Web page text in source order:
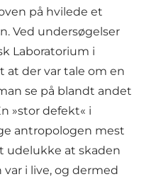
på hvilede et
Ved undersøgelser
Laboratorium i
at der var tale om en
se på blandt andet
»stor defekt« i
antropologen mest
udelukke at skaden
i live, og dermed